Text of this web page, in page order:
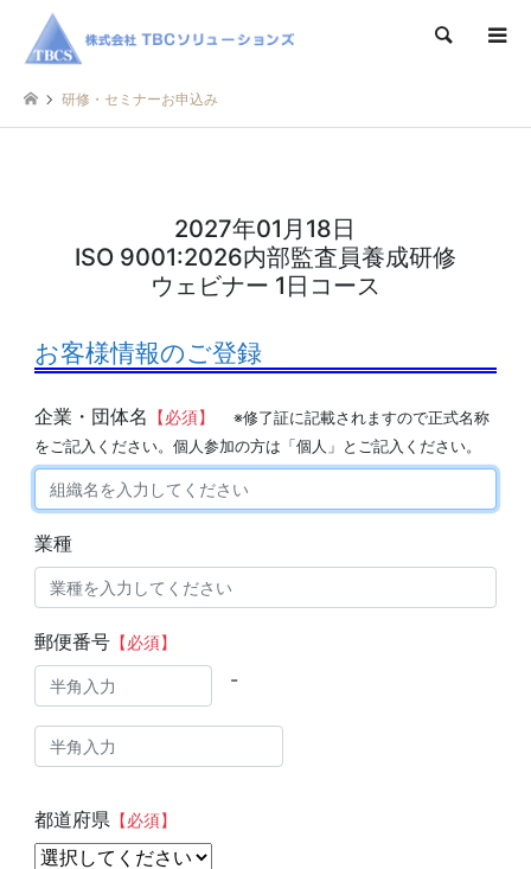
検索
研修・セミナーお申込み
2027年01月18日
ISO 9001:2026内部監査員養成研修
ウェビナー 1日コース
お客様情報のご登録
企業・団体名 【必須】
※修了証に記載されますので正式名称
をご記入ください。個人参加の方は「個人」とご記入ください。
業種
郵便番号【必須】
-
都道府県 【必須】